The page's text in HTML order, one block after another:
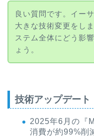
良い質問です。イー
大きな技術変更をし
ステム全体にどう影
ょう。
技術アップデート
2025年6月の『
消費が約99%削